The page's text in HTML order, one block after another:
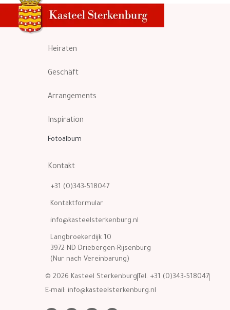
Heiraten
Geschäft
Arrangements
Inspiration
Fotoalbum
Kontakt
+31 (0)343-518047
Kontaktformular
info@kasteelsterkenburg.nl
Langbroekerdijk 10
3972 ND Driebergen-Rijsenburg
(Nur nach Vereinbarung)
© 2026 Kasteel Sterkenburg Tel. +31 (0)343-518047
E-mail: info@kasteelsterkenburg.nl